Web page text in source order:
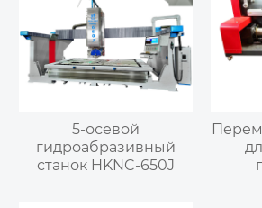
5-осевой
гидроабразивный
станок HKNC-650J